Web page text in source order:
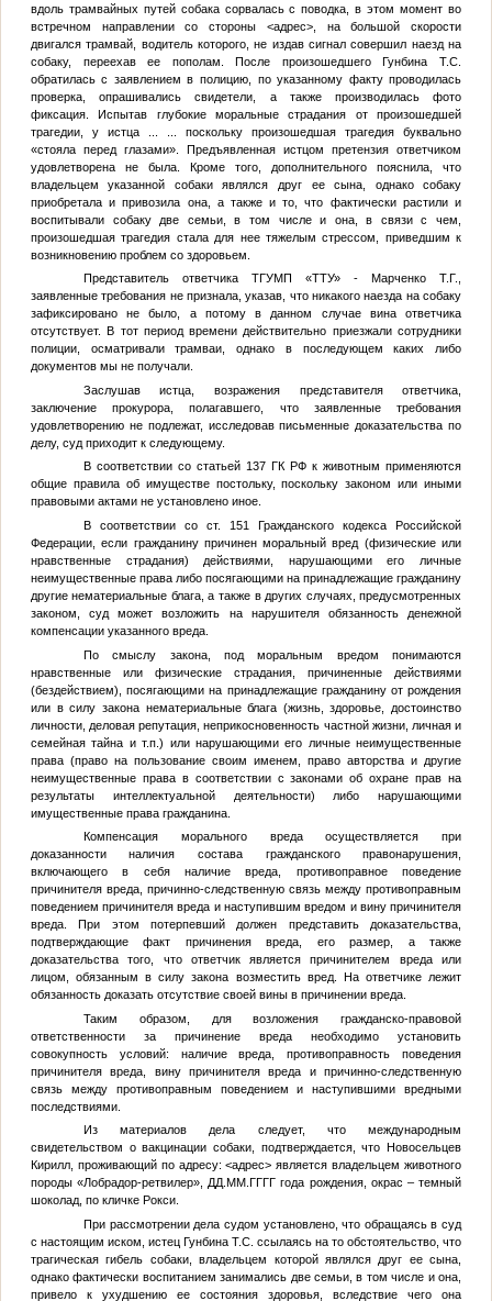
вдоль трамвайных путей собака сорвалась с поводка, в этом момент во
встречном направлении со стороны <адрес>, на большой скорости
двигался трамвай, водитель которого, не издав сигнал совершил наезд на
собаку, переехав ее пополам. После произошедшего Гунбина Т.С.
обратилась с заявлением в полицию, по указанному факту проводилась
проверка, опрашивались свидетели, а также производилась фото
фиксация. Испытав глубокие моральные страдания от произошедшей
трагедии, у истца
поскольку произошедшая трагедия буквально
«стояла перед глазами». Предъявленная истцом претензия ответчиком
удовлетворена не была. Кроме того, дополнительного пояснила, что
владельцем указанной собаки являлся друг ее сына, однако собаку
приобретала и привозила она, а также и то, что фактически растили и
воспитывали собаку две семьи, в том числе и она, в связи с чем,
произошедшая трагедия стала для нее тяжелым стрессом, приведшим к
возникновению проблем со здоровьем.
Представитель ответчика ТГУМП «ТТУ» - Марченко Т.Г.,
заявленные требования не признала, указав, что никакого наезда на собаку
зафиксировано не было, а потому в данном случае вина ответчика
отсутствует. В тот период времени действительно приезжали сотрудники
полиции, осматривали трамваи, однако в последующем каких либо
документов мы не получали.
Заслушав истца, возражения представителя ответчика,
заключение прокурора, полагавшего, что заявленные требования
удовлетворению не подлежат, исследовав письменные доказательства по
делу, суд приходит к следующему.
В соответствии со статьей 137 ГК РФ к животным применяются
общие правила об имуществе постольку, поскольку законом или иными
правовыми актами не установлено иное.
В соответствии со ст. 151 Гражданского кодекса Российской
Федерации, если гражданину причинен моральный вред (физические или
нравственные страдания) действиями, нарушающими его личные
неимущественные права либо посягающими на принадлежащие гражданину
другие нематериальные блага, а также в других случаях, предусмотренных
законом, суд может возложить на нарушителя обязанность денежной
компенсации указанного вреда.
По смыслу закона, под моральным вредом понимаются
нравственные или физические страдания, причиненные действиями
(бездействием), посягающими на принадлежащие гражданину от рождения
или в силу закона нематериальные блага (жизнь, здоровье, достоинство
личности, деловая репутация, неприкосновенность частной жизни, личная и
семейная тайна и т.п.) или нарушающими его личные неимущественные
права (право на пользование своим именем, право авторства и другие
неимущественные права в соответствии с законами об охране прав на
результаты интеллектуальной деятельности) либо нарушающими
имущественные права гражданина.
Компенсация морального вреда осуществляется при
доказанности наличия состава гражданского правонарушения,
включающего в себя наличие вреда, противоправное поведение
причинителя вреда, причинно-следственную связь между противоправным
поведением причинителя вреда и наступившим вредом и вину причинителя
вреда. При этом потерпевший должен представить доказательства,
подтверждающие факт причинения вреда, его размер, а также
доказательства того, что ответчик является причинителем вреда или
лицом, обязанным в силу закона возместить вред. На ответчике лежит
обязанность доказать отсутствие своей вины в причинении вреда.
Таким образом, для возложения гражданско-правовой
ответственности за причинение вреда необходимо установить
совокупность условий: наличие вреда, противоправность поведения
причинителя вреда, вину причинителя вреда и причинно-следственную
связь между противоправным поведением и наступившими вредными
последствиями.
Из материалов дела следует, что международным
свидетельством о вакцинации собаки, подтверждается, что Новосельцев
Кирилл, проживающий по адресу:<адрес> является владельцем животного
породы «Лобрадор-ретвилер», ДД.ММ.ГГГГ года рождения, окрас – темный
шоколад, по кличке Рокси.
При рассмотрении дела судом установлено, что обращаясь в суд
с настоящим иском, истец Гунбина Т.С. ссылаясь на то обстоятельство, что
трагическая гибель собаки, владельцем которой являлся друг ее сына,
однако фактически воспитанием занимались две семьи, в том числе и она,
привело к ухудшению ее состояния здоровья, вследствие чего она